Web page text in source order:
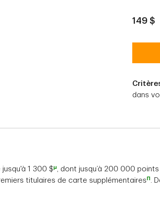
149 $
dans
1 300 $μ , dont jusqu’à 200 000 points
titulaires de carte supplémentaires Π .